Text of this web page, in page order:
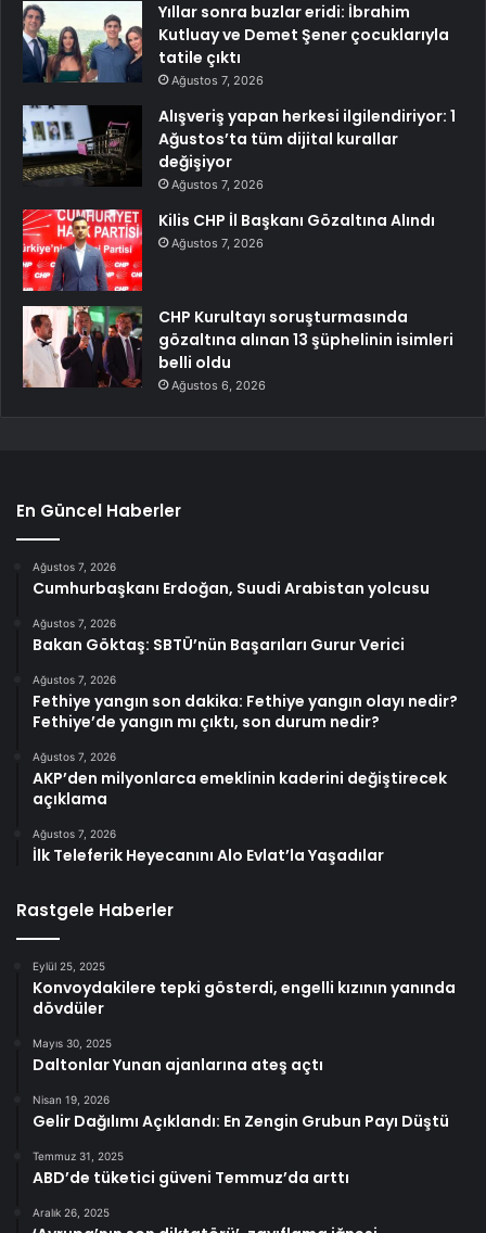
Yıllar sonra buzlar eridi: İbrahim
Kutluay ve Demet Şener çocuklarıyla
tatile çıktı
Ağustos 7, 2026
Alışveriş yapan herkesi ilgilendiriyor: 1
Ağustos’ta tüm dijital kurallar
değişiyor
Ağustos 7, 2026
Kilis CHP İl Başkanı Gözaltına Alındı
Ağustos 7, 2026
CHP Kurultayı soruşturmasında
gözaltına alınan 13 şüphelinin isimleri
belli oldu
Ağustos 6, 2026
En Güncel Haberler
Ağustos 7, 2026
Cumhurbaşkanı Erdoğan, Suudi Arabistan yolcusu
Ağustos 7, 2026
Bakan Göktaş: SBTÜ’nün Başarıları Gurur Verici
Ağustos 7, 2026
Fethiye yangın son dakika: Fethiye yangın olayı nedir?
Fethiye’de yangın mı çıktı, son durum nedir?
Ağustos 7, 2026
AKP’den milyonlarca emeklinin kaderini değiştirecek
açıklama
Ağustos 7, 2026
İlk Teleferik Heyecanını Alo Evlat’la Yaşadılar
Rastgele Haberler
Eylül 25, 2025
Konvoydakilere tepki gösterdi, engelli kızının yanında
dövdüler
Mayıs 30, 2025
Daltonlar Yunan ajanlarına ateş açtı
Nisan 19, 2026
Gelir Dağılımı Açıklandı: En Zengin Grubun Payı Düştü
Temmuz 31, 2025
ABD’de tüketici güveni Temmuz’da arttı
Aralık 26, 2025